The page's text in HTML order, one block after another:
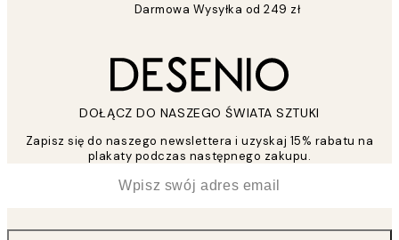
Darmowa Wysyłka od 249 zł
DOŁĄCZ DO NASZEGO ŚWIATA SZTUKI
Zapisz się do naszego newslettera i uzyskaj 15% rabatu na
plakaty podczas następnego zakupu.